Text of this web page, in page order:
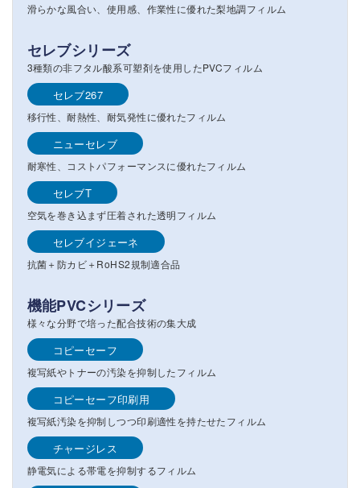
滑らかな風合い、使用感、作業性に優れた梨地調フィルム
セレブシリーズ
3種類の非フタル酸系可塑剤を使用したPVCフィルム
セレブ267
移行性、耐熱性、耐気発性に優れたフィルム
ニューセレブ
耐寒性、コストパフォーマンスに優れたフィルム
セレブT
空気を巻き込まず圧着された透明フィルム
セレブイジェーネ
抗菌＋防カビ＋RoHS2規制適合品
機能PVCシリーズ
様々な分野で培った配合技術の集大成
コピーセーフ
複写紙やトナーの汚染を抑制したフィルム
コピーセーフ印刷用
複写紙汚染を抑制しつつ印刷適性を持たせたフィルム
チャージレス
静電気による帯電を抑制するフィルム